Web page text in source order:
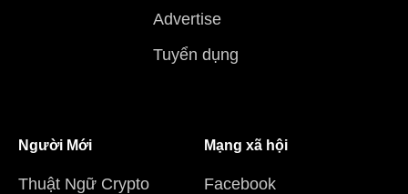
Advertise
Tuyển dụng
Người Mới
Thuật Ngữ Crypto
Mạng xã hội
Facebook